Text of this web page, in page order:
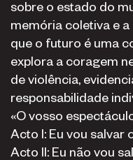
sobre o estado do
memória coletiva e
que o futuro é uma
explora a coragem
de violência,
responsabilidade
«O vosso
Acto I: Eu vou salvar
Acto II: Eu não vou